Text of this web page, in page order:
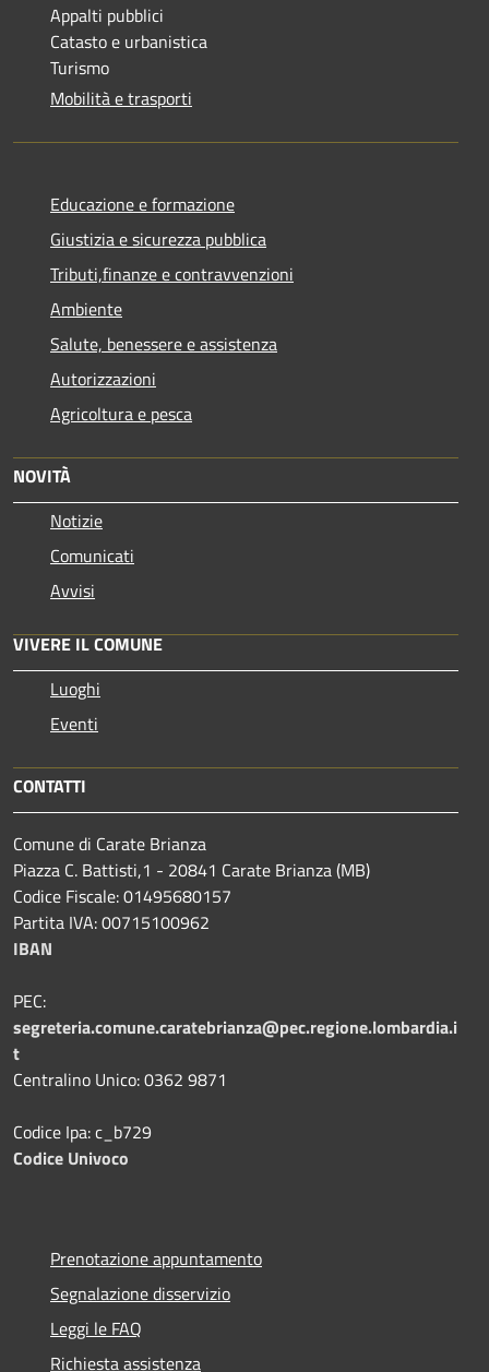
Appalti pubblici
Catasto e urbanistica
Turismo
Mobilità e trasporti
Educazione e formazione
Giustizia e sicurezza pubblica
Tributi,finanze e contravvenzioni
Ambiente
Salute, benessere e assistenza
Autorizzazioni
Agricoltura e pesca
NOVITÀ
Notizie
Comunicati
Avvisi
VIVERE IL COMUNE
Luoghi
Eventi
CONTATTI
Comune di Carate Brianza
Piazza C. Battisti,1 - 20841 Carate Brianza (MB)
Codice Fiscale: 01495680157
Partita IVA: 00715100962
IBAN
PEC:
segreteria.comune.caratebrianza@pec.regione.lombardia.i
t
Centralino Unico: 0362 9871
Codice Ipa: c_b729
Codice Univoco
Prenotazione appuntamento
Segnalazione disservizio
Leggi le FAQ
Richiesta assistenza